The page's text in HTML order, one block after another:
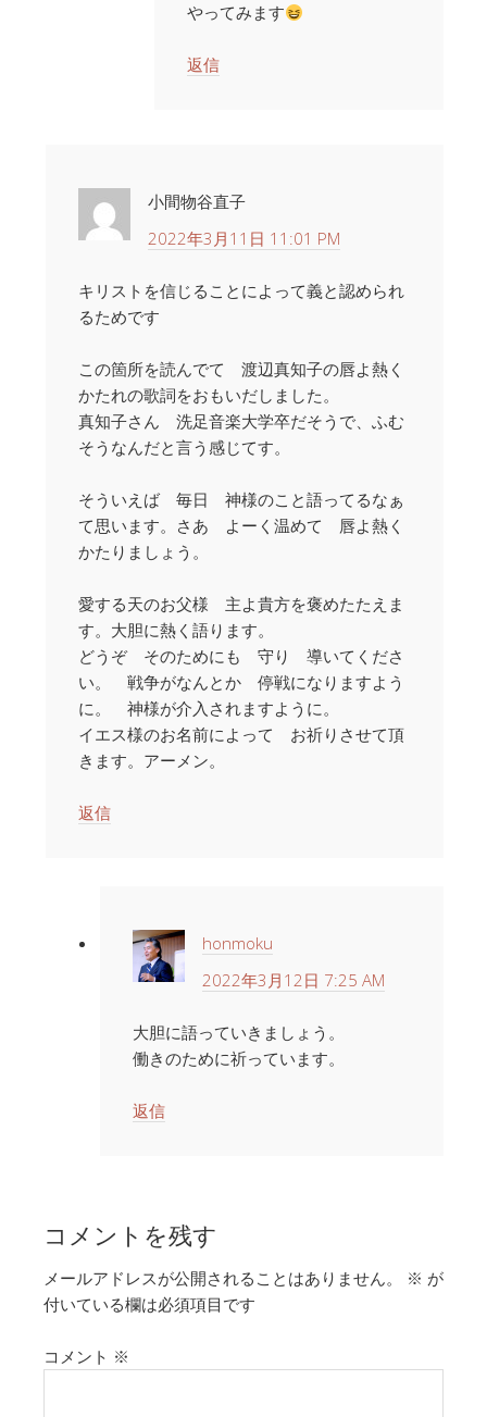
やってみます
返信
小間物谷直子
2022年3月11日 11:01 PM
キリストを信じることによって義と認められ
るためです
この箇所を読んでて 渡辺真知子の唇よ熱く
かたれの歌詞をおもいだしました。
真知子さん 洗足音楽大学卒だそうで、ふむ
そうなんだと言う感じてす。
そういえば 毎日 神様のこと語ってるなぁ
て思います。さあ よーく温めて 唇よ熱く
かたりましょう。
愛する天のお父様 主よ貴方を褒めたたえま
す。大胆に熱く語ります。
どうぞ そのためにも 守り 導いてくださ
い。 戦争がなんとか 停戦になりますよう
に。 神様が介入されますように。
イエス様のお名前によって お祈りさせて頂
きます。アーメン。
返信
honmoku
2022年3月12日 7:25 AM
大胆に語っていきましょう。
働きのために祈っています。
返信
コメントを残す
メールアドレスが公開されることはありません。 ※ が
付いている欄は必須項目です
コメント ※